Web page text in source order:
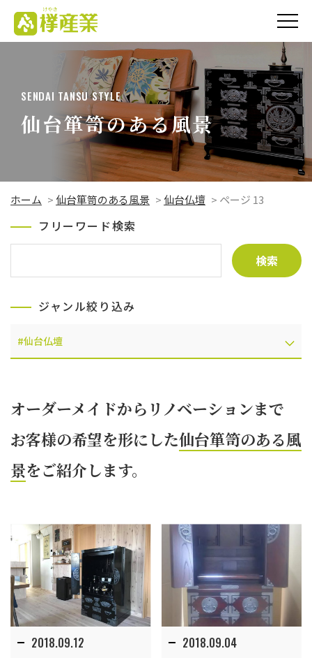
欅（けやき）産業
SENDAI TANSU STYLE
仙台箪笥のある風景
ホーム > 仙台箪笥のある風景 > 仙台仏壇 > ページ 13
フリーワード検索
ジャンル絞り込み
オーダーメイドからリノベーションまで
お客様の希望を形にした仙台箪笥のある風
景をご紹介します。
2018.09.12
2018.09.04